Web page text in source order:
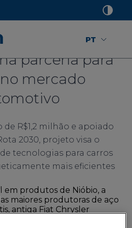
PT
parceria para
mercado
R$1,2 milhão e apoiado
2030, projeto visa o
tecnologias para carros
mais eficientes
em produtos de Nióbio, a
maiores produtoras de aço
antiga Fiat Chrysler